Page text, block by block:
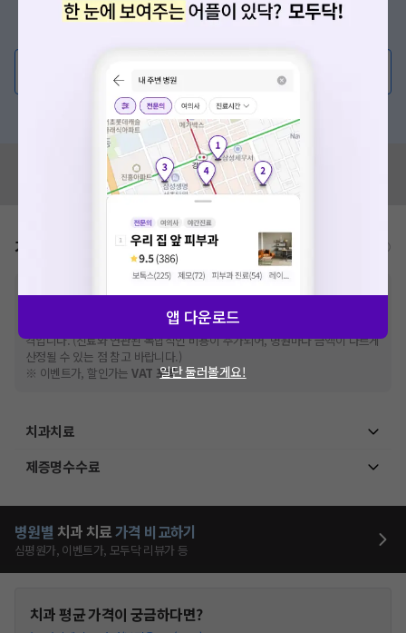
증상/치료, 궁금한 점이 있나요?
💬 무엇이든 물어보세요
혹은, 의료상담 서비스에 다양한 게시글 보러가기
혹시 잘못된 병원정보가 있나요?
모두닥 팀에 알려주세요!
가격표 비급여/급여 진료란?
※비급여 항목의 경우,추가비용 등으로 실제 가격과 상이할 수 있으니, 정확
한 가격은 해당 의료기관에 직접 문의해주세요.
건강보험심사평가원에 고지되어 있는 급여 진료 기준 가
격입니다. (진료와 연관된 복합적인 비용이 추가되어, 병원마다 금액이 다르게
산정될 수 있는 점 참고 바랍니다.)
※ 이벤트가, 할인가는VAT 포함
치과치료
제증명수수료
병원별 치과 치료가격 비교하기
심평원가, 이벤트가, 모두닥 리뷰가 등
치과평균 가격이 궁금하다면?
앱 다운로드
일단 둘러볼게요!